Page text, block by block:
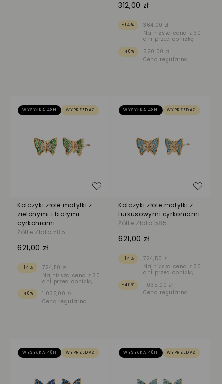
312,00 zł
-14%
364,00 zł
Najniższa cena z 30
dni przed obniżką
-40%
520,00 zł
Cena regularna
WYSYŁKA 48H WYPRZEDAŻ
Kolczyki złote motylki z
zielonymi i białymi
cyrkoniami
Żółte Złoto 585
621,00 zł
-14%
724,50 zł
Najniższa cena z 30
dni przed obniżką
-40%
1 035,00 zł
Cena regularna
Dodaj do listy życzeń
WYSYŁKA 48H WYPRZEDAŻ
Kolczyki złote motylki z
turkusowymi cyrkoniami
Żółte Złoto 585
621,00 zł
-14%
724,50 zł
Najniższa cena z 30
dni przed obniżką
-40%
1 035,00 zł
Cena regularna
WYSYŁKA 48H WYPRZEDAŻ WYSYŁKA 48H WYPRZEDAŻ